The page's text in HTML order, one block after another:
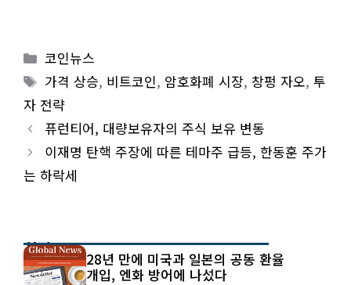
Categories
코인뉴스
Tags
가격 상승, 비트코인, 암호화폐 시장, 창펑 자오,투
자 전략
퓨런티어, 대량보유자의 주식 보유 변동
이재명 탄핵 주장에 따른 테마주 급등, 한동훈 주가
는 하락세
최신 글
28년 만에 미국과 일본의 공동 환율
개입, 엔화 방어에 나섰다